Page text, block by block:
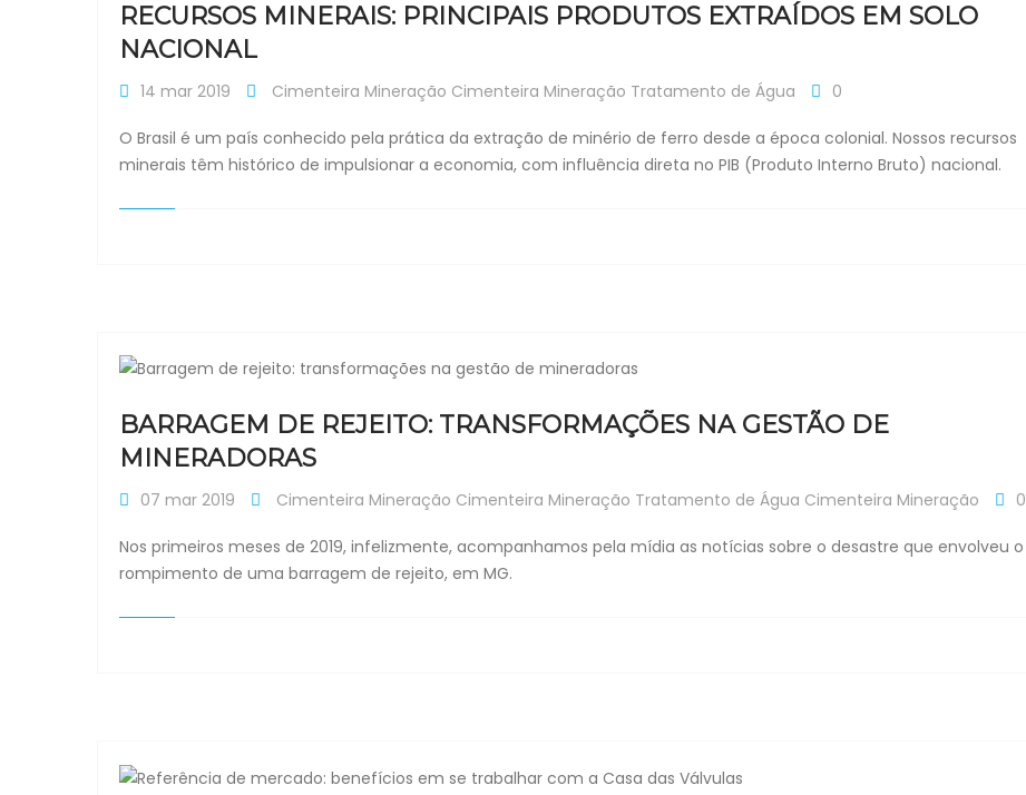
RECURSOS MINERAIS: PRINCIPAIS PRODUTOS EXTRAÍDOS EM SOLO
NACIONAL
14 mar 2019 Cimenteira Mineração Cimenteira Mineração Tratamento de Água 0
O Brasil é um país conhecido pela prática da extração de minério de ferro desde a época colonial. Nossos recursos
minerais têm histórico de impulsionar a economia, com influência direta no PIB (Produto Interno Bruto) nacional.
BARRAGEM DE REJEITO: TRANSFORMAÇÕES NA GESTÃO DE
MINERADORAS
07 mar 2019 Cimenteira Mineração Cimenteira Mineração Tratamento de Água Cimenteira Mineração 0
Nos primeiros meses de 2019, infelizmente, acompanhamos pela mídia as notícias sobre o desastre que envolveu o
rompimento de uma barragem de rejeito, em MG.